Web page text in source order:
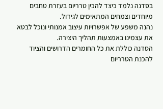
בסדנה נלמד כיצד להכין טרריום בעזרת טחבים
מיוחדים וצמחים המתאימים לגידול.
נהנה משפע של אפשרויות עיצוב אמנותי ונוכל לבטא
את עצמינו באמצעות תהליך היצירה.
הסדנה כוללת את כל החומרים הדרושים והציוד
להכנת הטרריום